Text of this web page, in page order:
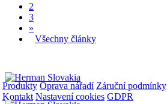
2
3
»
Všechny články
Produkty Oprava nářadí Záruční podmínky
Kontakt Nastavení cookies GDPR